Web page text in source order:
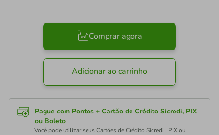
Comprar agora
Adicionar ao carrinho
Pague com Pontos + Cartão de Crédito Sicredi, PIX
ou Boleto
Você pode utilizar seus Cartões de Crédito Sicredi , PIX ou